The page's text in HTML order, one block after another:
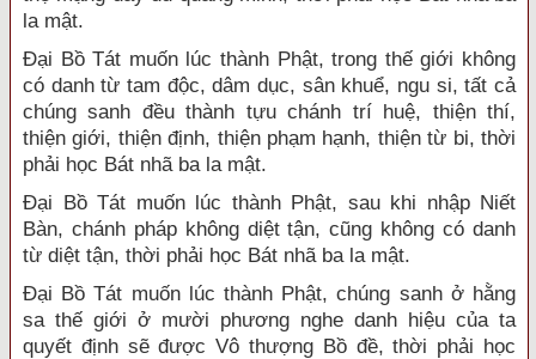
la mật.
Đại Bồ Tát muốn lúc thành Phật, trong thế giới không
có danh từ tam độc, dâm dục, sân khuể, ngu si, tất cả
chúng sanh đều thành tựu chánh trí huệ, thiện thí,
thiện giới, thiện định, thiện phạm hạnh, thiện từ bi, thời
phải học Bát nhã ba la mật.
Đại Bồ Tát muốn lúc thành Phật, sau khi nhập Niết
Bàn, chánh pháp không diệt tận, cũng không có danh
từ diệt tận, thời phải học Bát nhã ba la mật.
Đại Bồ Tát muốn lúc thành Phật, chúng sanh ở hằng
sa thế giới ở mười phương nghe danh hiệu của ta
quyết định sẽ được Vô thượng Bồ đề, thời phải học